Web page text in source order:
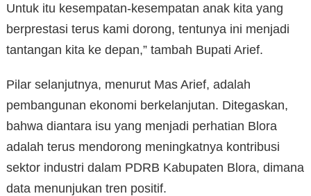
Untuk itu kesempatan-kesempatan anak kita yang
berprestasi terus kami dorong, tentunya ini menjadi
tantangan kita ke depan,” tambah Bupati Arief.
Pilar selanjutnya, menurut Mas Arief, adalah
pembangunan ekonomi berkelanjutan. Ditegaskan,
bahwa diantara isu yang menjadi perhatian Blora
adalah terus mendorong meningkatnya kontribusi
sektor industri dalam PDRB Kabupaten Blora, dimana
data menunjukan tren positif.